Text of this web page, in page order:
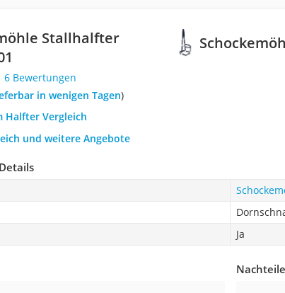
Stallhalfter
6 Bewertungen
in wenigen Tagen)
Halfter Vergleich
und weitere Angebote
Ja
Nachteile